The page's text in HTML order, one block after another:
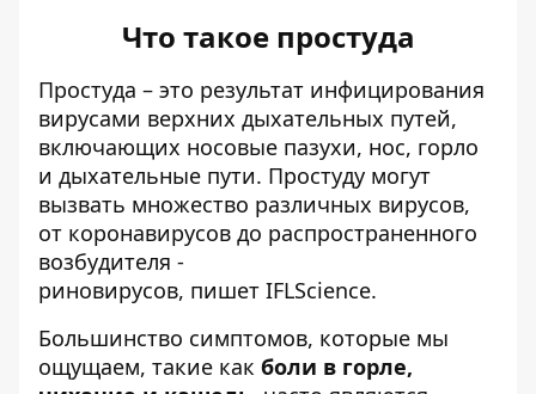
Что такое простуда
Простуда – это результат инфицирования
вирусами верхних дыхательных путей,
включающих носовые пазухи, нос, горло
и дыхательные пути. Простуду могут
вызвать множество различных вирусов,
от коронавирусов до распространенного
возбудителя -
риновирусов, пишет IFLScience.
Большинство симптомов, которые мы
ощущаем, такие как боли в горле,